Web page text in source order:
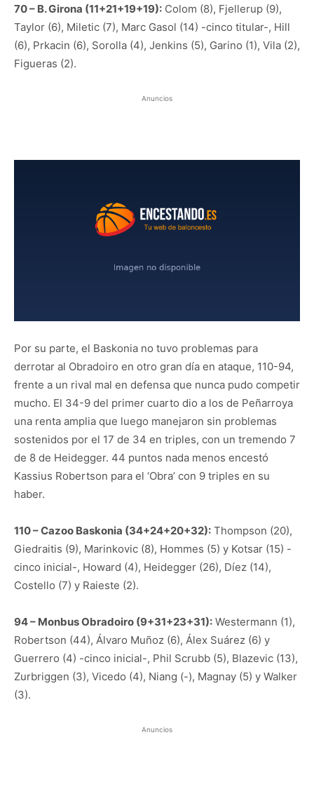
70 – B. Girona (11+21+19+19): Colom (8), Fjellerup (9),
Taylor (6), Miletic (7), Marc Gasol (14) -cinco titular-, Hill
(6), Prkacin (6), Sorolla (4), Jenkins (5), Garino (1), Vila (2),
Figueras (2).
Anuncios
Por su parte, el Baskonia no tuvo problemas para
derrotar al Obradoiro en otro gran día en ataque, 110-94,
frente a un rival mal en defensa que nunca pudo competir
mucho. El 34-9 del primer cuarto dio a los de Peñarroya
una renta amplia que luego manejaron sin problemas
sostenidos por el 17 de 34 en triples, con un tremendo 7
de 8 de Heidegger. 44 puntos nada menos encestó
Kassius Robertson para el ‘Obra’ con 9 triples en su
haber.
110 – Cazoo Baskonia (34+24+20+32): Thompson (20),
Giedraitis (9), Marinkovic (8), Hommes (5) y Kotsar (15) -
cinco inicial-, Howard (4), Heidegger (26), Díez (14),
Costello (7) y Raieste (2).
94 – Monbus Obradoiro (9+31+23+31): Westermann (1),
Robertson (44), Álvaro Muñoz (6), Álex Suárez (6) y
Guerrero (4) -cinco inicial-, Phil Scrubb (5), Blazevic (13),
Zurbriggen (3), Vicedo (4), Niang (-), Magnay (5) y Walker
(3).
Anuncios